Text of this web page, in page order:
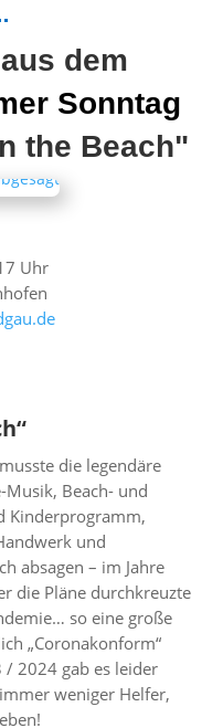
dem
Sonntag
the Beach"
Uhr
die legendäre
Beach- und
Kinderprogramm,
und
absagen – im Jahre
die Pläne durchkreuzte
so eine große
„Coronakonform“
2024 gab es leider
weniger Helfer,